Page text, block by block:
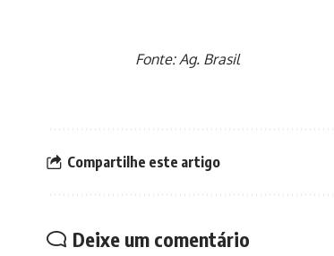
Fonte: Ag. Brasil
Compartilhe este artigo
Deixe um comentário